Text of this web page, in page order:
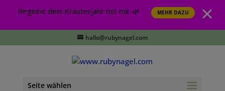
Beginne dein Kräuterjahr mit mir 🌿 MEHR DAZU
hallo@rubynagel.com
Seite wählen